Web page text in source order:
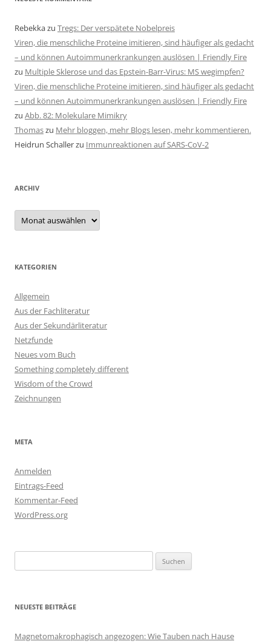
Rebekkazu Tregs: Der verspätete Nobelpreis
Viren, die menschliche Proteine imitieren, sind häufiger als gedacht
– und können Autoimmunerkrankungen auslösen | Friendly Fire
zu Multiple Sklerose und das Epstein-Barr-Virus: MS wegimpfen?
Viren, die menschliche Proteine imitieren, sind häufiger als gedacht
– und können Autoimmunerkrankungen auslösen | Friendly Fire
zu Abb. 82: Molekulare Mimikry
Thomaszu Mehr bloggen, mehr Blogs lesen, mehr kommentieren.
Heidrun Schallerzu Immunreaktionen auf SARS-CoV-2
ARCHIV
Archiv
KATEGORIEN
Allgemein
Aus der Fachliteratur
Aus der Sekundärliteratur
Netzfunde
Neues vom Buch
Something completely different
Wisdom of the Crowd
Zeichnungen
META
Anmelden
Eintrags-Feed
Kommentar-Feed
WordPress.org
nach:
NEUESTE BEITRÄGE
Magnetomakrophagisch angezogen: Wie Tauben nach Hause